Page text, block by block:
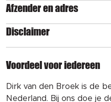
Afzender en adres
Disclaimer
Voordeel voor iedereen
Dirk van den Broek is de
Nederland. Bij ons doe je